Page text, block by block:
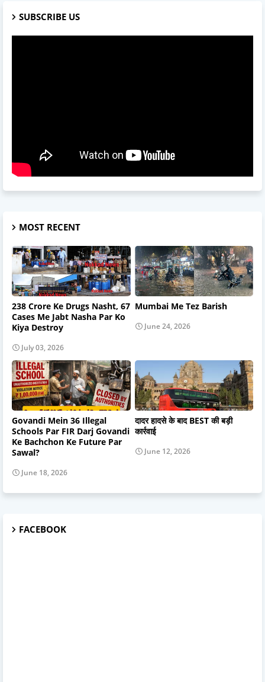
SUBSCRIBE US
MOST RECENT
238 Crore Ke Drugs Nasht, 67
Cases Me Jabt Nasha Par Ko
Kiya Destroy
July 03, 2026
Mumbai Me Tez Barish
June 24, 2026
Govandi Mein 36 Illegal
Schools Par FIR Darj Govandi
Ke Bachchon Ke Future Par
Sawal?
June 18, 2026
दादर हादसे के बाद BEST की बड़ी
कार्रवाई
June 12, 2026
FACEBOOK